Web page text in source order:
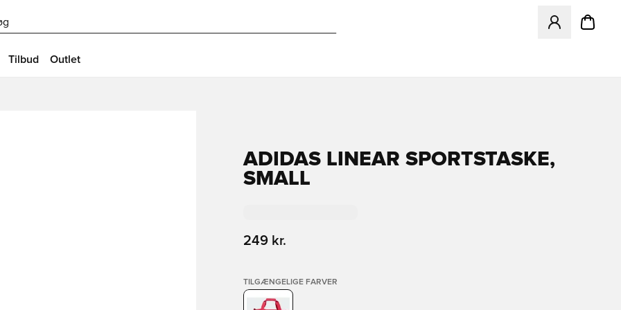
Åbner en
Tilbud Outlet
ADIDAS LINEAR SPORTSTASKE,
SMALL
249 kr.
TILGÆNGELIGE FARVER